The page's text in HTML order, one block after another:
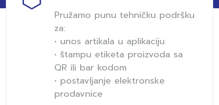
Pružamo punu tehničku podršku
za:
• unos artikala u aplikaciju
• štampu etiketa proizvoda sa
QR ili bar kodom
• postavljanje elektronske
prodavnice